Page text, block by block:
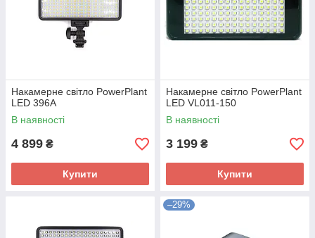
Накамерне світло PowerPlant
LED 396A
В наявності
4 899 ₴
Купити
Накамерне світло PowerPlant
LED VL011-150
В наявності
3 199 ₴
Купити
–29%